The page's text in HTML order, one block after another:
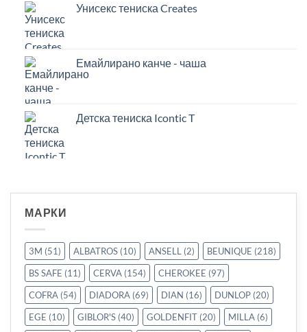
Унисекс тениска Creates
Емайлирано канче - чаша
Детска тениска Icontic T
МАРКИ
3M (51) ALBATROS (10) ANSELL (2) BEUNIQUE (218)
BS SAFE (11) CERVA (154) CHEROKEE (97)
COFRA (54) DIADORA (69) DIAN (16) DUNLOP (20)
EGE (10) GIBLOR'S (40) GOLDENFIT (20) MILLA (6)